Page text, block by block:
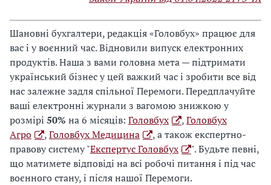
Шановні бухгалтери, редакція «Головбух» працює для
вас і у воєнний час. Відновили випуск електронних
продуктів. Наша з вами головна мета — підтримати
український бізнес у цей важкий час і зробити все від
нас залежне задля спільної Перемоги. Передплачуйте
ваші електронні журнали з вагомою знижкою у
розмірі 50% на 6 місяців: Головбух ,Головбух
Агро
,Головбух Медицина
, а також експертно-
правову систему "Експертус Головбух
". Будьте певні,
що матимете відповіді на всі робочі питання і під час
воєнного стану, і після нашої Перемоги.